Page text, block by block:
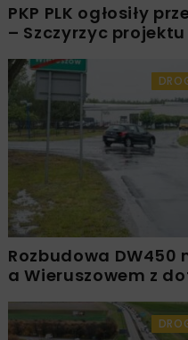
PKP PLK ogłosiły
– Szczyrzyc projektu
Rozbudowa DW450
a Wieruszowem z